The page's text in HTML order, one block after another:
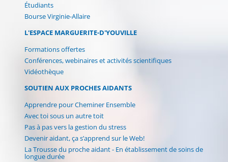
Étudiants
Bourse Virginie-Allaire
L'ESPACE MARGUERITE-D'YOUVILLE
Formations offertes
Conférences, webinaires et activités scientifiques
Vidéothèque
SOUTIEN AUX PROCHES AIDANTS
Apprendre pour Cheminer Ensemble
Avec toi sous un autre toit
Pas à pas vers la gestion du stress
Devenir aidant, ça s’apprend sur le Web!
La Trousse du proche aidant - En établissement de soins de
longue durée